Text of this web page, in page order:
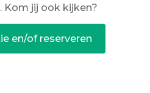
Kom jij ook kijken?
en/of reserveren